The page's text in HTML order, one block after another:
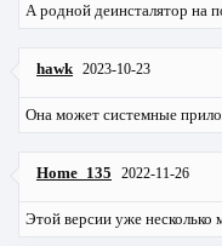
А родной деинсталятор на
hawk 2023-10-23
Она может системные
Home_135 2022-11-26
Этой версии уже несколько